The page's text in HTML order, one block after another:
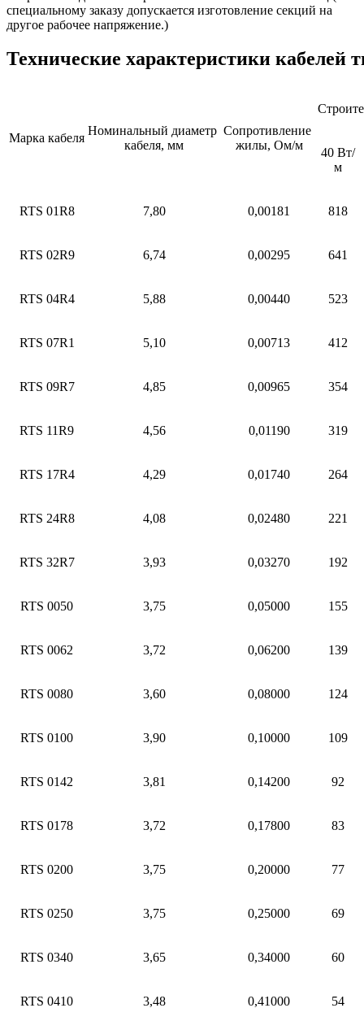
специальному заказу допускается изготовление секций на
другое рабочее напряжение.)
Технические характеристики кабелей
Марка кабеля
Номинальный диаметр
кабеля, мм
Сопротивление
жилы, Ом/м
40 Вт/
м
RTS 01R8 7,80 0,00181 818
RTS 02R9 6,74 0,00295 641
RTS 04R4 5,88 0,00440 523
RTS 07R1 5,10 0,00713 412
RTS 09R7 4,85 0,00965 354
RTS 11R9 4,56 0,01190 319
RTS 17R4 4,29 0,01740 264
RTS 24R8 4,08 0,02480 221
RTS 32R7 3,93 0,03270 192
RTS 0050 3,75 0,05000 155
RTS 0062 3,72 0,06200 139
RTS 0080 3,60 0,08000 124
RTS 0100 3,90 0,10000 109
RTS 0142 3,81 0,14200 92
RTS 0178 3,72 0,17800 83
RTS 0200 3,75 0,20000 77
RTS 0250 3,75 0,25000 69
RTS 0340 3,65 0,34000 60
RTS 0410 3,48 0,41000 54